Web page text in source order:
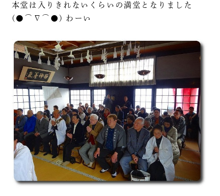
本堂は入りきれないくらいの満堂となりました
(●⌒∇⌒●) わーい